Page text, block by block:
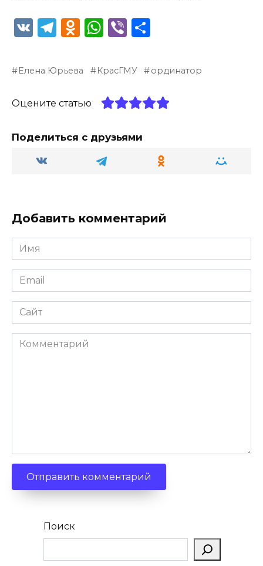
V
T
e
ra
O
n
kl
ss
ni
W
a
A
p
Vi
er п
а
т
Елена Юрьева КрасГМУ ординатор
Оцените статью
Поделиться с друзьями
Добавить комментарий
Имя
Email
Сайт
Комментарий
Поиск